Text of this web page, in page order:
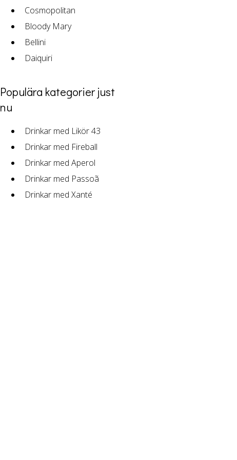
Cosmopolitan
Bloody Mary
Bellini
Daiquiri
Populära kategorier just
nu
Drinkar med Likör 43
Drinkar med Fireball
Drinkar med Aperol
Drinkar med Passoã
Drinkar med Xanté